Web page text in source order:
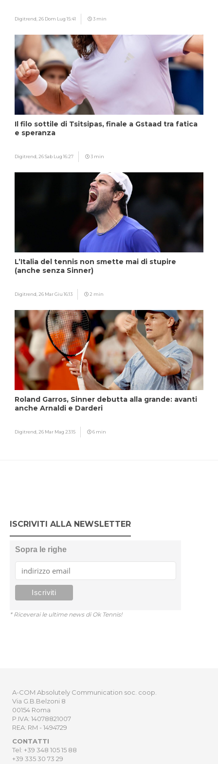
Digitrend, 26 Dom Lug 15:41 3 min
Il filo sottile di Tsitsipas, finale a Gstaad tra fatica
e speranza
Digitrend, 26 Sab Lug 16:27 3 min
L’Italia del tennis non smette mai di stupire
(anche senza Sinner)
Digitrend, 26 Mar Giu 16:13 2 min
Roland Garros, Sinner debutta alla grande: avanti
anche Arnaldi e Darderi
Digitrend, 26 Mar Mag 23:15 6 min
ISCRIVITI ALLA NEWSLETTER
Sopra le righe
* Riceverai le ultime news di Ok Tennis!
A-COM Absolutely Communication soc. coop.
Via G.B.Belzoni 8
00154 Roma
P.IVA: 14078821007
REA: RM - 1494729
CONTATTI
Tel: +39 348 105 15 88
+39 335 30 73 29